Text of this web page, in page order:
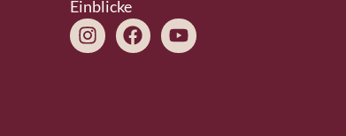
Einblicke
Instagram
FacebookYoutube